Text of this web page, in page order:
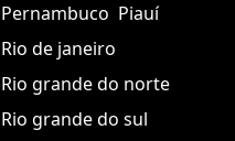
Pernambuco Piauí
Rio de janeiro
Rio grande do norte
Rio grande do sul